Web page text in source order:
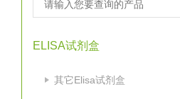
ELISA试剂盒
其它Elisa试剂盒